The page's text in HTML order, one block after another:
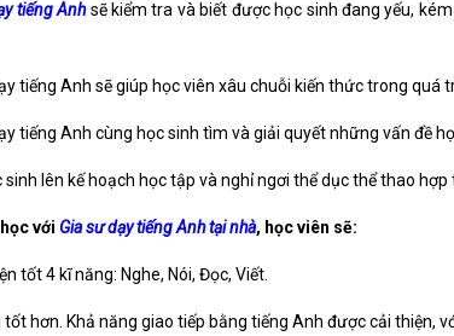
tiếng Anhsẽ kiểm tra và biết được học sinh đang yếu,
tiếng Anh sẽ giúp học viên xâu chuỗi kiến thức trong
tiếng Anh cùng học sinh tìm và giải quyết những vấn đề
sinh lên kế hoạch học tập và nghỉ ngơi thể dục thể thao
với Gia sư dạy tiếng Anh tại nhà, học viên sẽ:
tốt 4 kĩ năng: Nghe, Nói, Đọc, Viết.
tốt hơn. Khả năng giao tiếp bằng tiếng Anh được cải thiện,